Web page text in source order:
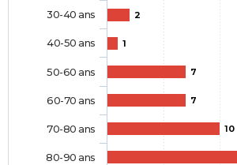
2
1
7
7
10
30-40 ans
40-50 ans
50-60 ans
60-70 ans
70-80 ans
80-90 ans